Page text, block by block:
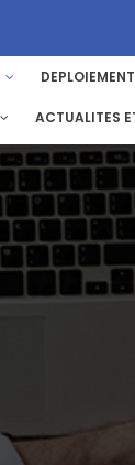
DEPLOIEMENT
ACTUALITES